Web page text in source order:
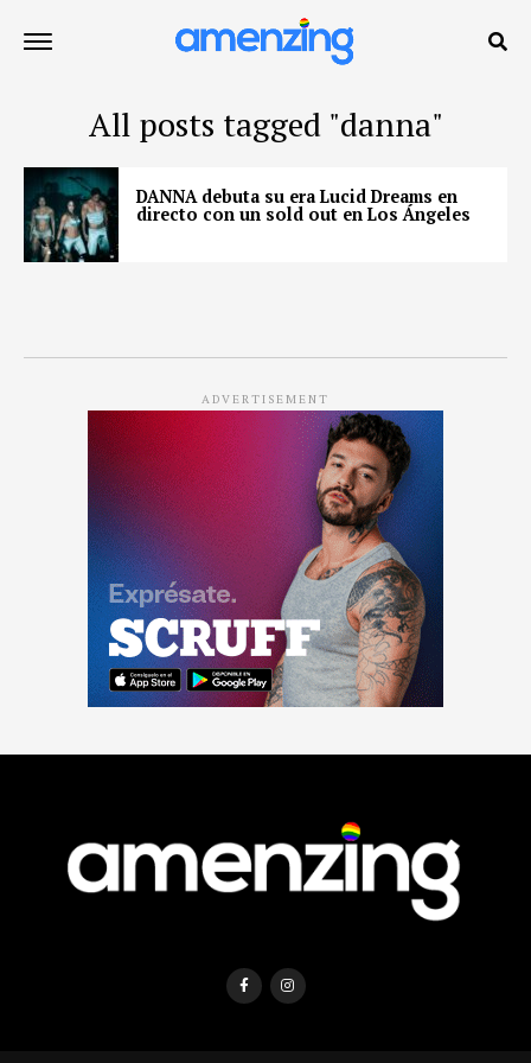
All posts tagged "danna"
DANNA debuta su era Lucid Dreams en
directo con un sold out en Los Ángeles
ADVERTISEMENT